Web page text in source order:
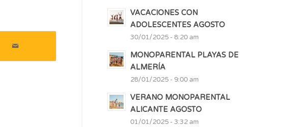
VACACIONES CON
ADOLESCENTES AGOSTO
30/01/2025 - 8:20 am
MONOPARENTAL PLAYAS DE
ALMERÍA
28/01/2025 - 9:00 am
VERANO MONOPARENTAL
ALICANTE AGOSTO
01/01/2025 - 3:32 am